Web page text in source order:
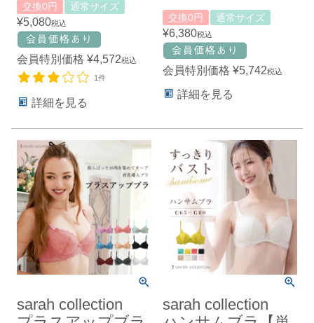
交換0円 通常サイズ
¥5,080税込
会員特別価格 ¥4,572税込
1件
詳細を見る
交換0円 通常サイズ
¥6,380税込
会員特別価格 ¥5,742税込
詳細を見る
sarah collection
sarah collection